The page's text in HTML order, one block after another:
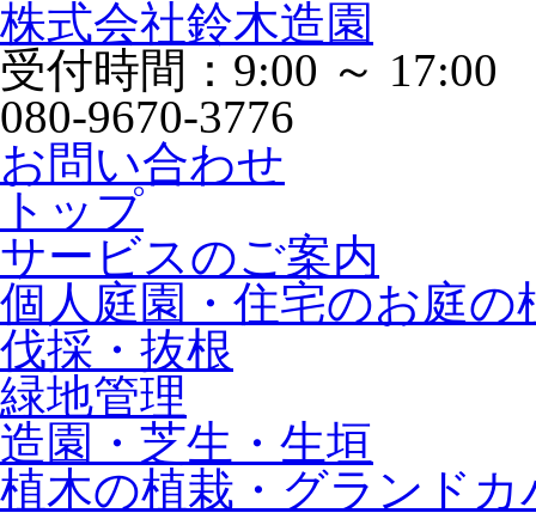
株式会社鈴木造園
受付時間：9:00 ～ 17:00
080-9670-3776
お問い合わせ
トップ
サービスのご案内
個人庭園・住宅のお庭の
伐採・抜根
緑地管理
造園・芝生・生垣
植木の植栽・グランドカ